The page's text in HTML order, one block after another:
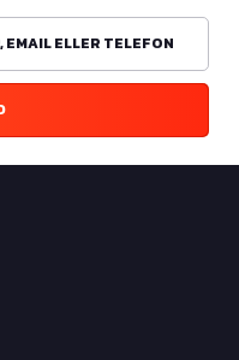
ELLER TELEFON